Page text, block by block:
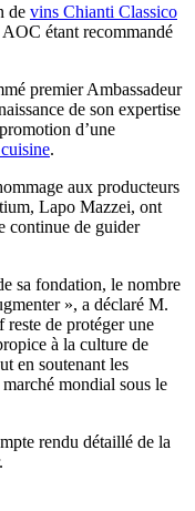
de vins Chianti Classico
étant recommandé
premier Ambassadeur
de son expertise
d’une
.
aux producteurs
Lapo Mazzei, ont
continue de guider
sa fonda­tion, le nombre
», a déclaré M.
de protéger une
à la culture de
en soutenant les
mondial sous le
rendu détaillé de la